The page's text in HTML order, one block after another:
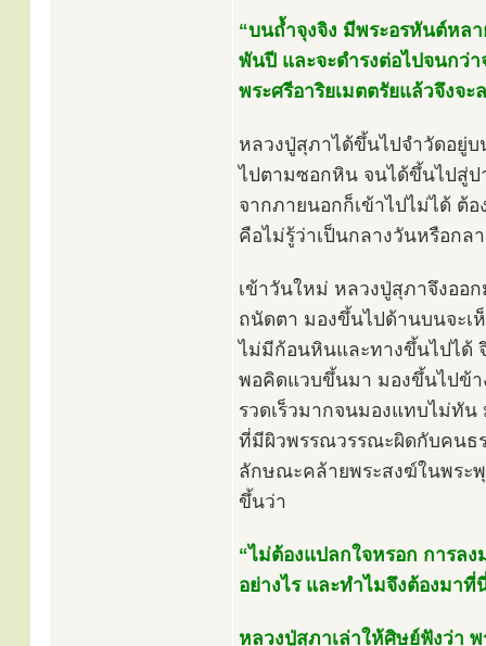
“บนถ้ำจุงจิง มีพระอรหันต์หล
พันปี และจะดำรงต่อไปจนกว่า
พระศรีอาริยเมตตรัยแล้วจึงจ
หลวงปู่สุภาได้ขึ้นไปจำวัดอยู่
ไปตามซอกหิน จนได้ขึ้นไปสู่
จากภายนอกก็เข้าไปไม่ได้ ต้อ
คือไม่รู้ว่าเป็นกลางวันหรือกล
เข้าวันใหม่ หลวงปู่สุภาจึงอ
ถนัดตา มองขึ้นไปด้านบนจะเ
ไม่มีก้อนหินและทางขึ้นไปได้
พอคิดแวบขึ้นมา มองขึ้นไปข้า
รวดเร็วมากจนมองแทบไม่ทั
ที่มีผิวพรรณวรรณะผิดกับคนธ
ลักษณะคล้ายพระสงฆ์ในพระ
ขึ้นว่า
“ไม่ต้องแปลกใจหรอก การลง
อย่างไร และทำไมจึงต้องมาที่
หลวงปู่สุภาเล่าให้ศิษย์ฟังว่า